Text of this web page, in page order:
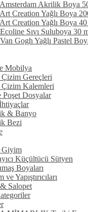
Akrilik Boya
Creation Yağlı Boya
Creation Yağlı Boya
Sıvı Suluboya 30
Gogh Yağlı Pastel
Mobilya
Gereçleri
Kalemleri
Poşet Dosyalar
& Banyo
Bezi
Giyim
Küçültücü Sütyen
Boyaları
ve Yapıştırıcıları
Salopet